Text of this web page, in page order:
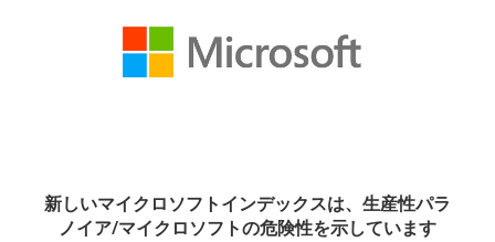
新しいマイクロソフトインデックスは、生産性パラ
ノイア/マイクロソフトの危険性を示しています